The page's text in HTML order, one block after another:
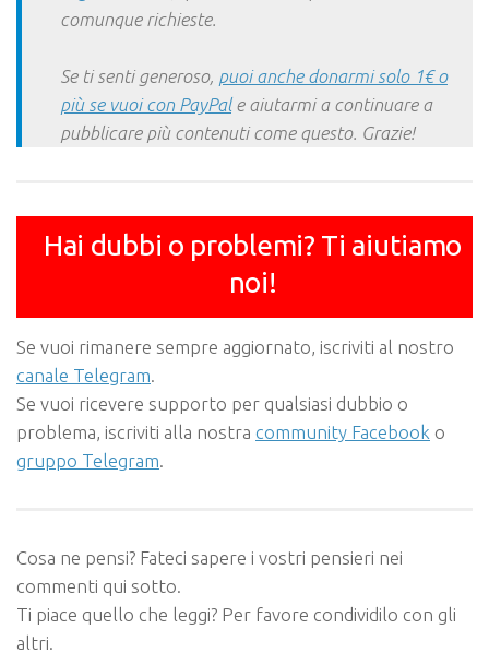
comunque richieste.
Se ti senti generoso, puoi anche donarmi solo 1€ o
più se vuoi con PayPale aiutarmi a continuare a
pubblicare più contenuti come questo. Grazie!
Hai dubbi o problemi? Ti aiutiamo
noi!
Se vuoi rimanere sempre aggiornato, iscriviti al nostro
canale Telegram.
Se vuoi ricevere supporto per qualsiasi dubbio o
problema, iscriviti alla nostra community Facebook o
gruppo Telegram.
Cosa ne pensi? Fateci sapere i vostri pensieri nei
commenti qui sotto.
Ti piace quello che leggi? Per favore condividilo con gli
altri.